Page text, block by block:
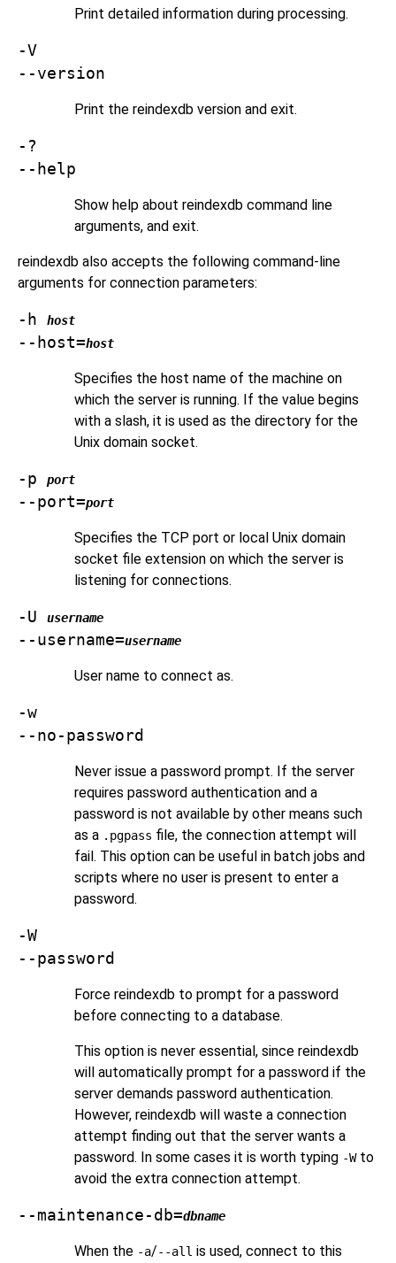
Print detailed information during processing.
-V
--version
Print the reindexdb version and exit.
-?
--help
Show help about reindexdb command line
arguments, and exit.
reindexdb also accepts the following command-line
arguments for connection parameters:
-h host
--host=host
Specifies the host name of the machine on
which the server is running. If the value begins
with a slash, it is used as the directory for the
Unix domain socket.
-p port
--port=port
Specifies the TCP port or local Unix domain
socket file extension on which the server is
listening for connections.
-U username
--username=username
User name to connect as.
-w
--no-password
Never issue a password prompt. If the server
requires password authentication and a
password is not available by other means such
as a .pgpass file, the connection attempt will
fail. This option can be useful in batch jobs and
scripts where no user is present to enter a
password.
-W
--password
Force reindexdb to prompt for a password
before connecting to a database.
This option is never essential, since reindexdb
will automatically prompt for a password if the
server demands password authentication.
However, reindexdb will waste a connection
attempt finding out that the server wants a
password. In some cases it is worth typing -Wto
avoid the extra connection attempt.
--maintenance-db=dbname
When the -a/--all is used, connect to this